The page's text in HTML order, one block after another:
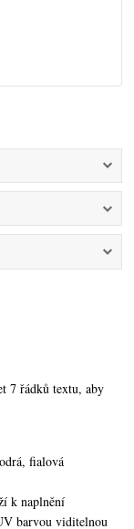
7 řádků textu, aby
fialová
k naplnění
barvou viditelnou